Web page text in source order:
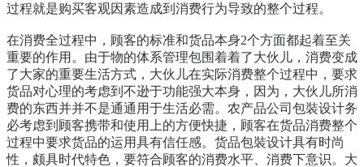
过程就是购买客观因素造成到消费行为导致的整个过程。
在消费全过程中，顾客的标准和货品本身2个方面都起着至关
重要的作用。由于物的体系管理包围着着了大伙儿，消费变成
了大家的重要生活方式，大伙儿在实际消费整个过程中，要求
货品对心理的考虑到不逊于功能强大本身，因为，大伙儿所消
费的东西并并不是通通用于生活必需。农产品公司包裝设计务
必考虑到顾客携带和使用上的方便快捷，顾客在货品消费整个
过程中要求货品的运用具有信任感。货品包裝设计具有时尚
性，颇具时代特色，要符合顾客的消费水平、消费下意识。大